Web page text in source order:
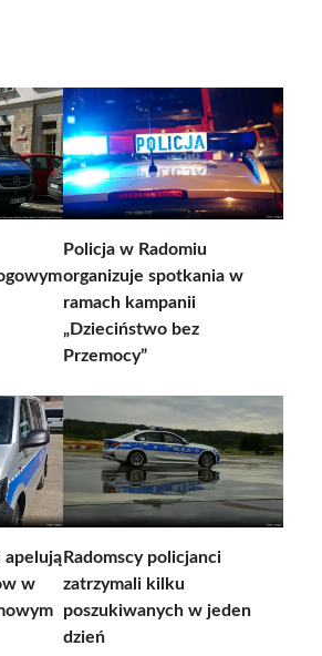
Policja w Radomiu
organizuje spotkania w
ramach kampanii
„Dzieciństwo bez
Przemocy”
apelują
w
Radomscy policjanci
zatrzymali kilku
poszukiwanych w jeden
dzień